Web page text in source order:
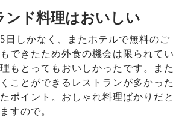
ンド料理はおいしい
日しかなく、またホテルで無料のご
できたため外食の機会は限られてい
もとってもおいしかったです。また
ことができるレストランが多かった
ポイント。おしゃれ料理ばかりだと
すので。